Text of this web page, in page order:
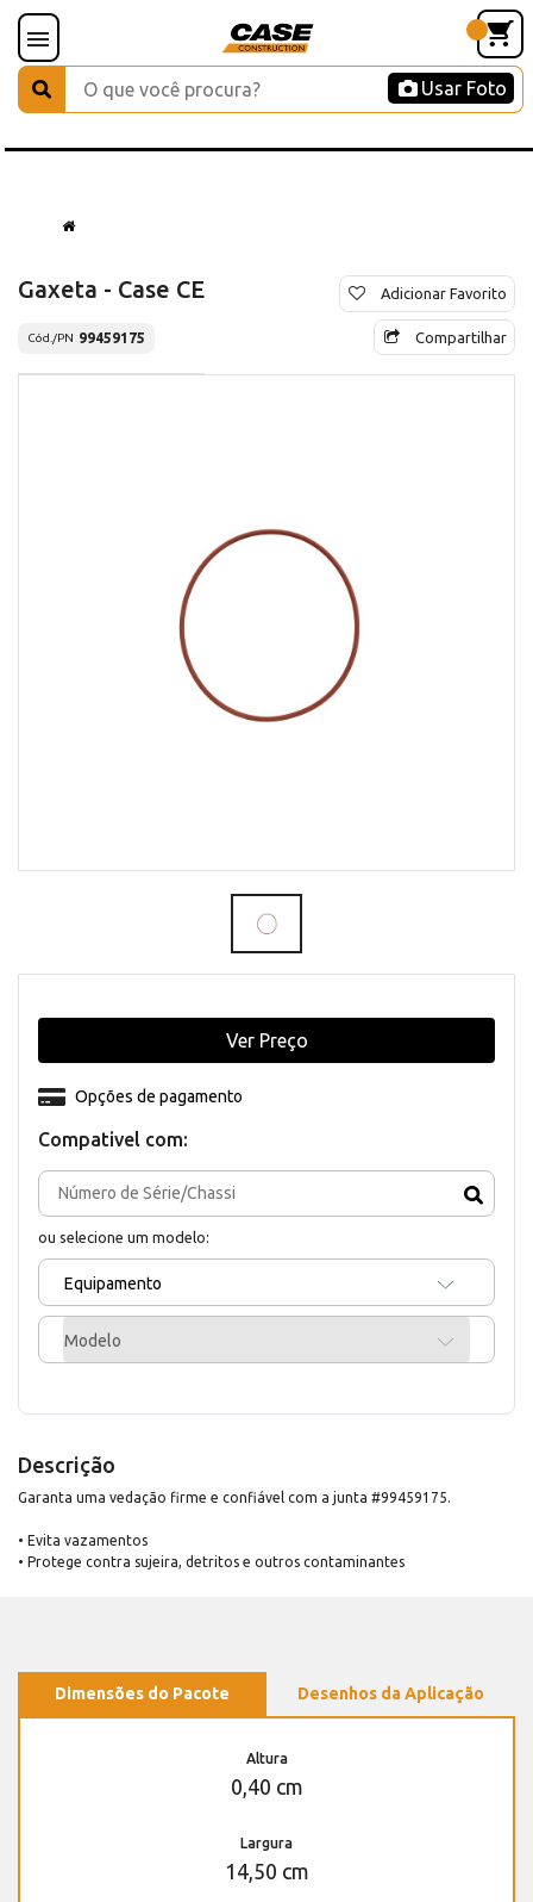
Usar Foto
Gaxeta - Case CE
Cód./PN 99459175
Adicionar Favorito
Compartilhar
Compativel com:
ou selecione um modelo:
Equipamento
Modelo
Opções de pagamento
Ver Preço
Descrição
Garanta uma vedação firme e confiável com a junta #99459175.
• Evita vazamentos
• Protege contra sujeira, detritos e outros contaminantes
Dimensões do Pacote Desenhos da Aplicação
Altura
0,40 cm
Largura
14,50 cm